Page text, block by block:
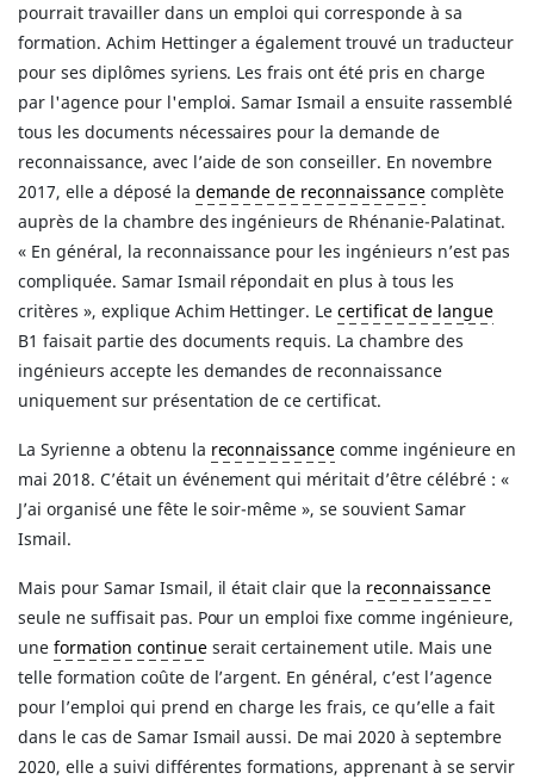
pourrait travailler dans un emploi qui corresponde à sa
formation. Achim Hettinger a également trouvé un traducteur
pour ses diplômes syriens. Les frais ont été pris en charge
par l'agence pour l'emploi. Samar Ismail a ensuite rassemblé
tous les documents nécessaires pour la demande de
reconnaissance, avec l’aide de son conseiller. En novembre
2017, elle a déposé la demande de reconnaissance complète
auprès de la chambre des ingénieurs de Rhénanie-Palatinat.
« En général, la reconnaissance pour les ingénieurs n’est pas
compliquée. Samar Ismail répondait en plus à tous les
critères », explique Achim Hettinger. Lecertificat de langue
B1 faisait partie des documents requis. La chambre des
ingénieurs accepte les demandes de reconnaissance
uniquement sur présentation de ce certificat.
La Syrienne a obtenu la reconnaissance comme ingénieure en
mai 2018. C’était un événement qui méritait d’être célébré : «
J’ai organisé une fête le soir-même », se souvient Samar
Ismail.
Mais pour Samar Ismail, il était clair que la reconnaissance
seule ne suffisait pas. Pour un emploi fixe comme ingénieure,
une formation continueserait certainement utile. Mais une
telle formation coûte de l’argent. En général, c’est l’agence
pour l’emploi qui prend en charge les frais, ce qu’elle a fait
dans le cas de Samar Ismail aussi. De mai 2020 à septembre
2020, elle a suivi différentes formations, apprenant à se servir